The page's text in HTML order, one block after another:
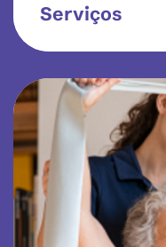
Serviços